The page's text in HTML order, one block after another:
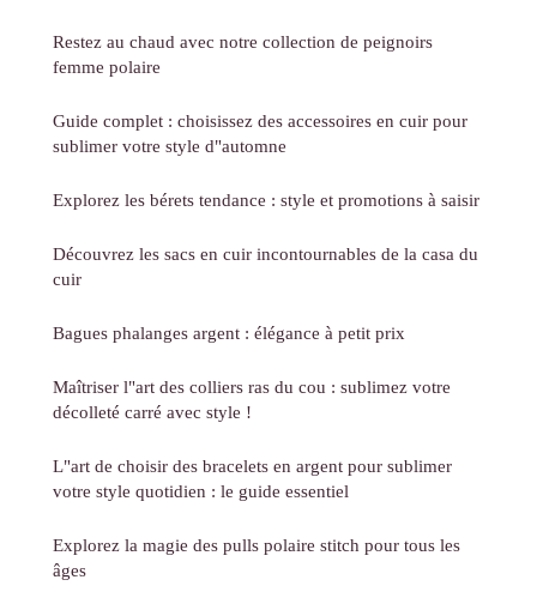
Restez au chaud avec notre collection de peignoirs
femme polaire
Guide complet : choisissez des accessoires en cuir pour
sublimer votre style d"automne
Explorez les bérets tendance : style et promotions à saisir
Découvrez les sacs en cuir incontournables de la casa du
cuir
Bagues phalanges argent : élégance à petit prix
Maîtriser l"art des colliers ras du cou : sublimez votre
décolleté carré avec style !
L"art de choisir des bracelets en argent pour sublimer
votre style quotidien : le guide essentiel
Explorez la magie des pulls polaire stitch pour tous les
âges